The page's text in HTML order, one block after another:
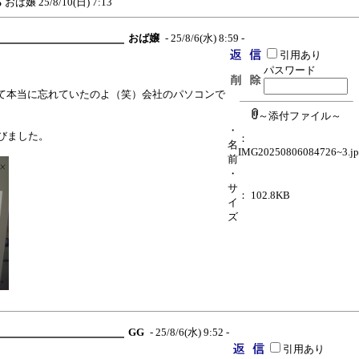
おば嬢 - 25/8/6(水) 8:59 -
当に忘れていたのよ（笑）会社のパソコンで
した。
引用あり
パスワード
～添付ファイル～
・
名
前
：
・
サ
イ
ズ
： 102.8KB
GG - 25/8/6(水) 9:52 -
引用あり